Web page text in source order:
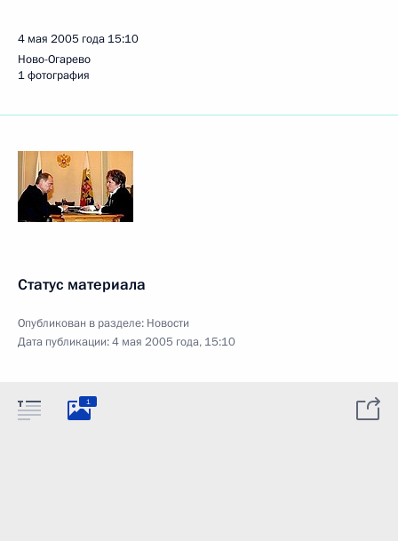
4 мая 2005 года 15:10
Ново-Огарево
1 фотография
Статус материала
Опубликован в разделе: Новости
Дата публикации:4 мая 2005 года, 15:10
1